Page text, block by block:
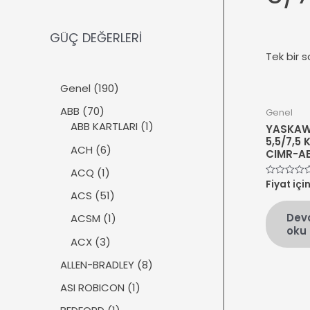
GÜÇ DEĞERLERİ
Genel 1901
ü
ABB 707
0
ü
r
ü
n
ABB KARTLARI 11
ACH 66
ü
r
ü
n
ACQ 11
ü
r
ü
ACS 515
1
ü
n
ACSM 11
ü
ACX 33
r
ü
n
ALLEN-BRADLEY 88
ASI ROBICON 11
Tek bir
Genel
5,5/7,5
CIMR-
5
üzerinden
oy
aldı
Fiyat için
oku